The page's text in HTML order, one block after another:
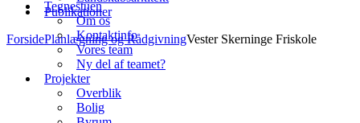
Tegnestuen
Om os
Kontaktinfo
Vores team
Ny del af teamet?
Projekter
Overblik
Bolig
Publikationer
ForsidePlanlægning og RådgivningVester Skerninge Friskole